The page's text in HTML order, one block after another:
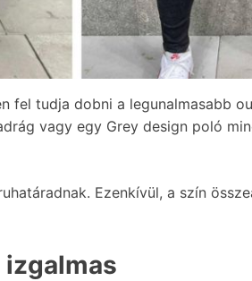
fel tudja dobni a legunalmasabb
vagy egy Grey design poló
Ezenkívül, a szín